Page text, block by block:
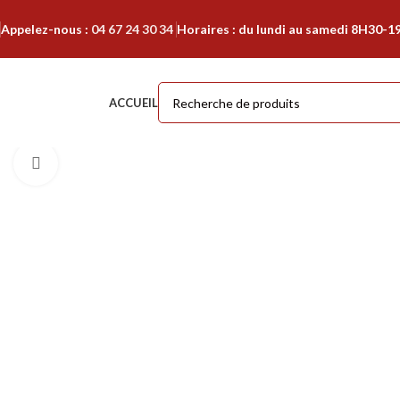
Appelez-nous : 04 67 24 30 34 Horaires : du lundi au samedi 8H30-
ACCUEIL